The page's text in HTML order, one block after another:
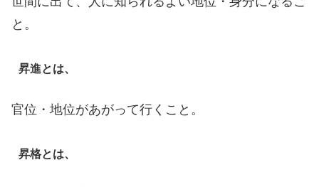
と。
昇進とは、
官位・地位があがって行くこと。
昇格とは、